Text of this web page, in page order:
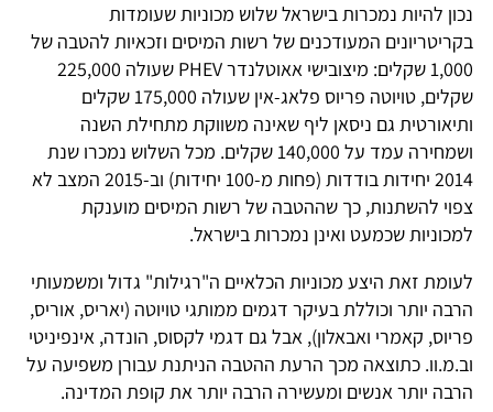
נכון להיות נמכרות בישראל שלוש מכוניות שעומדות
בקריטריונים המעודכנים של רשות המיסים וזכאיות להטבה של
1,000 שקלים: מיצובישי אאוטלנדר PHEV שעולה 225,000
שקלים, טויוטה פריוס פלאג-אין שעולה 175,000 שקלים
ותיאורטית גם ניסאן ליף שאינה משווקת מתחילת השנה
ושמחירה עמד על 140,000 שקלים. מכל השלוש נמכרו שנת
2014 יחידות בודדות (פחות מ-100 יחידות) וב-2015 המצב לא
צפוי להשתנות, כך שההטבה של רשות המיסים מוענקת
למכוניות שכמעט ואינן נמכרות בישראל.
לעומת זאת היצע מכוניות הכלאיים ה"רגילות" גדול ומשמעותי
הרבה יותר וכוללת בעיקר דגמים ממותגי טויוטה (יאריס, אוריס,
פריוס, קאמרי ואבאלון), אבל גם דגמי לקסוס, הונדה, אינפיניטי
וב.מ.וו. כתוצאה מכך הרעת ההטבה הניתנת עבורן משפיעה על
הרבה יותר אנשים ומעשירה הרבה יותר את קופת המדינה.